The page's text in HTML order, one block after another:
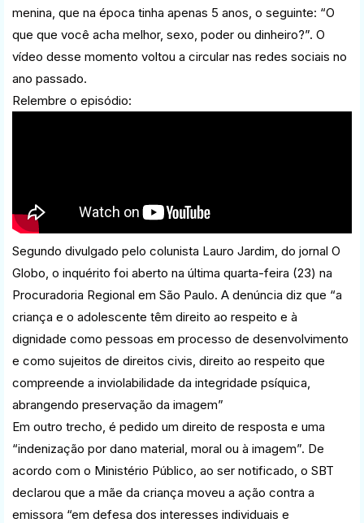
menina, que na época tinha apenas 5 anos, o seguinte: “O
que que você acha melhor, sexo, poder ou dinheiro?”. O
vídeo desse momento voltou a circular nas redes sociais no
ano passado.
Relembre o episódio:
Segundo divulgado pelo colunista Lauro Jardim, do jornal O
Globo, o inquérito foi aberto na última quarta-feira (23) na
Procuradoria Regional em São Paulo. A denúncia diz que “a
criança e o adolescente têm direito ao respeito e à
dignidade como pessoas em processo de desenvolvimento
e como sujeitos de direitos civis, direito ao respeito que
compreende a inviolabilidade da integridade psíquica,
abrangendo preservação da imagem”
Em outro trecho, é pedido um direito de resposta e uma
“indenização por dano material, moral ou à imagem”. De
acordo com o Ministério Público, ao ser notificado, o SBT
declarou que a mãe da criança moveu a ação contra a
emissora “em defesa dos interesses individuais e